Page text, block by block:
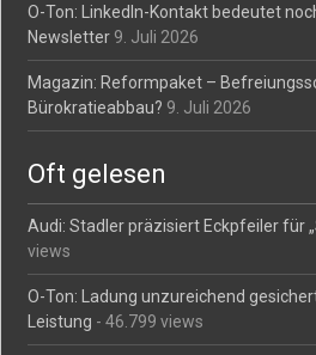
O-Ton: LinkedIn-Kontakt bedeutet
Newsletter 9. Juli 2026
Magazin: Reformpaket –
Bürokratieabbau? 9. Juli 2026
Oft gelesen
Audi: Stadler präzisiert Eckpfeiler für
views
O-Ton: Ladung unzureichend
Leistung - 46.799 views